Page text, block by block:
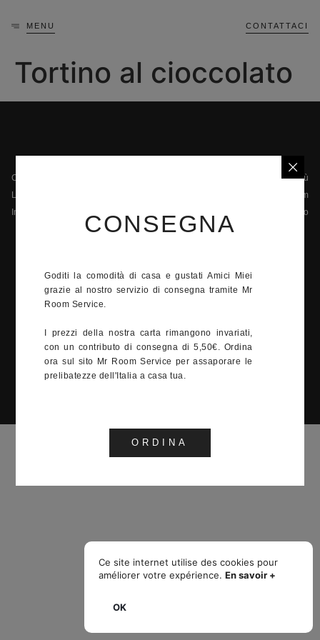
MENU CONTATTACI
Tortino al cioccolato
Ce site internet utilise des cookies pour
améliorer votre expérience. En savoir +
OK
Chi siamo
La privacy
Informazioni legali
Menù
Il team
Contatto
Lunedì - Domenica
12:00-15:00, 19:00-23:00
venti Monaco 2022
CONSEGNA
Goditi la comodità di casa e gustati Amici Miei
grazie al nostro servizio di consegna tramite Mr
Room Service.
I prezzi della nostra carta rimangono invariati,
con un contributo di consegna di 5,50€. Ordina
ora sul sito Mr Room Service per assaporare le
prelibatezze dell'Italia a casa tua.
ORDINA